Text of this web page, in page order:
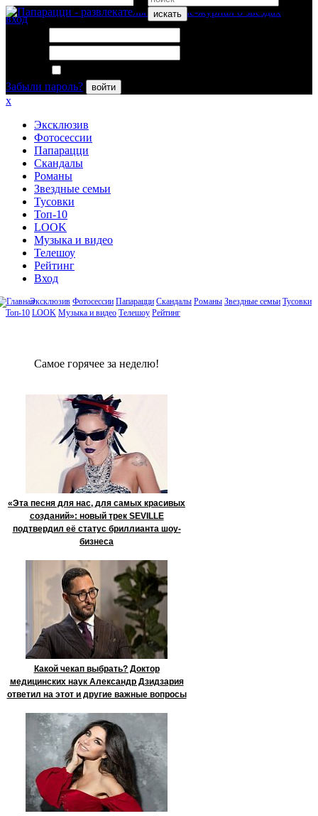
искать
вход
Забыли пароль?
войти
x
Эксклюзив
Фотосессии
Папарацци
Скандалы
Романы
Звездные семьи
Тусовки
Топ-10
LOOK
Музыка и видео
Телешоу
Рейтинг
Вход
Эксклюзив Фотосессии Папарацци Скандалы Романы Звездные семьи Тусовки
Топ-10 LOOK Музыка и видео Телешоу Рейтинг
Сaмое гoрячее за неделю!
«Эта песня для нас, для самых красивых
созданий»: новый трек SEVILLE
подтвердил её статус бриллианта шоу-
бизнеса
Какой чекап выбрать? Доктор
медицинских наук Александр Дзидзария
ответил на этот и другие важные вопросы